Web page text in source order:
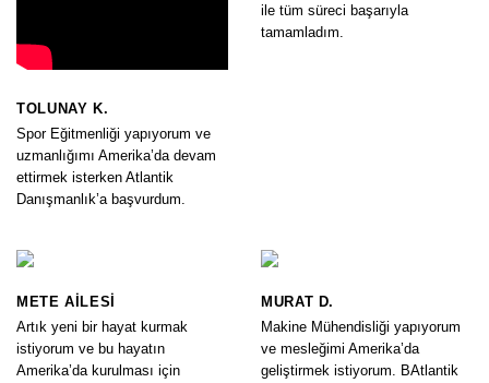
TOLUNAY K.
Spor Eğitmenliği yapıyorum ve
uzmanlığımı Amerika’da devam
ettirmek isterken Atlantik
Danışmanlık’a başvurdum.
ile tüm süreci başarıyla
tamamladım.
METE AILESI
Artık yeni bir hayat kurmak
istiyorum ve bu hayatın
Amerika’da kurulması için
MURAT D.
Makine Mühendisliği yapıyorum
ve mesleğimi Amerika’da
geliştirmek istiyorum. BAtlantik